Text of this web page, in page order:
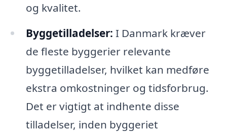
og kvalitet.
Byggetilladelser: I Danmark kræver
de fleste byggerier relevante
byggetilladelser, hvilket kan medføre
ekstra omkostninger og tidsforbrug.
Det er vigtigt at indhente disse
tilladelser, inden byggeriet